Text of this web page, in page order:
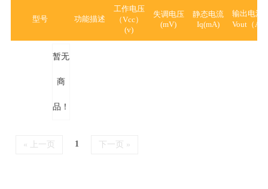
型号 功能描述
工作电压
（Vcc）
(v)
失调电压
(mV)
静态电流
Iq(mA)
输出电流
Vout（A)
暂无
商
品！
« 上一页 1 下一页 »